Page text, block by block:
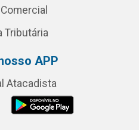
Tributária
APP
Atacadista